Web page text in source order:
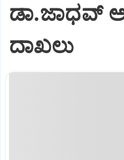
ಡಾ.‌ಜಾಧವ್
ದಾಖಲು